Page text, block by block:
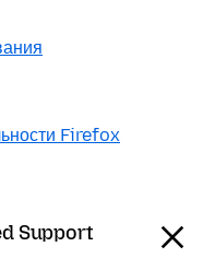
Firefox
Support